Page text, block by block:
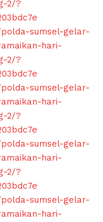
2/?
sumsel-gelar-
hari-
2/?
sumsel-gelar-
hari-
2/?
sumsel-gelar-
hari-
2/?
sumsel-gelar-
hari-